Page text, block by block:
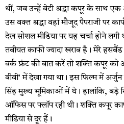
थीं, जब उन्हें बेटी श्रद्धा कपूर के साथ एक
उस वक्त श्रद्धा वहां मौजूद पैपराजी पर
देख सोशल मीडिया पर यह चर्चा होने
तबीयत काफी ज्यादा खराब है। मेरे
वर्क फ्रंट की बात करें तो शक्ति कपूर को
बीवी’ में देखा गया था। इस फिल्म में
सिंह मुख्य भूमिकाओं में थे। हालांकि, बड़े
ऑफिस पर फ्लॉप रही थी। शक्ति कपूर
मीडिया से दूर हैं।